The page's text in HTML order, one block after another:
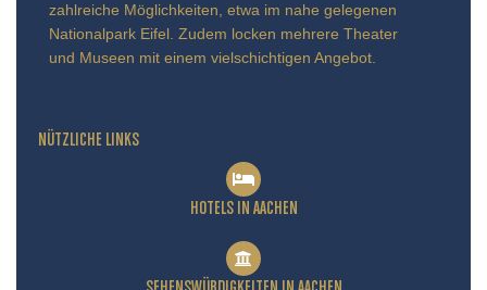
zahlreiche Möglichkeiten, etwa im nahe gelegenen
Nationalpark Eifel. Zudem locken mehrere Theater
und Museen mit einem vielschichtigen Angebot.
NÜTZLICHE LINKS
HOTELS IN AACHEN